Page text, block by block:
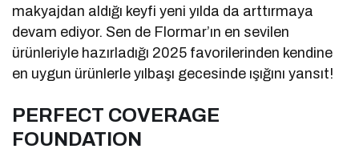
makyajdan aldığı keyfi yeni yılda da arttırmaya
devam ediyor. Sen de Flormar’ın en sevilen
ürünleriyle hazırladığı 2025 favorilerinden kendine
en uygun ürünlerle yılbaşı gecesinde ışığını yansıt!
PERFECT COVERAGE
FOUNDATION